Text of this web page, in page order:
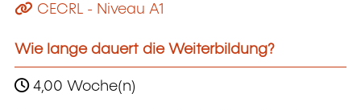
CECRL - Niveau A1
Wie lange dauert die Weiterbildung?
4,00 Woche(n)